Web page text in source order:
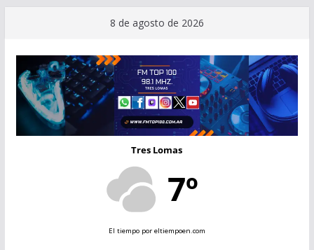
contenido
8 de agosto de 2026
Tres Lomas
7º
El tiempopor eltiempoen.com